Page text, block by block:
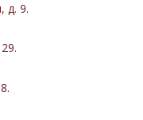
, д. 9.
.
.